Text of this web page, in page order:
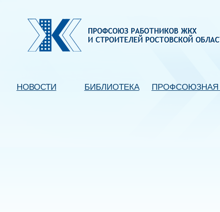
НОВОСТИ БИБЛИОТЕКА